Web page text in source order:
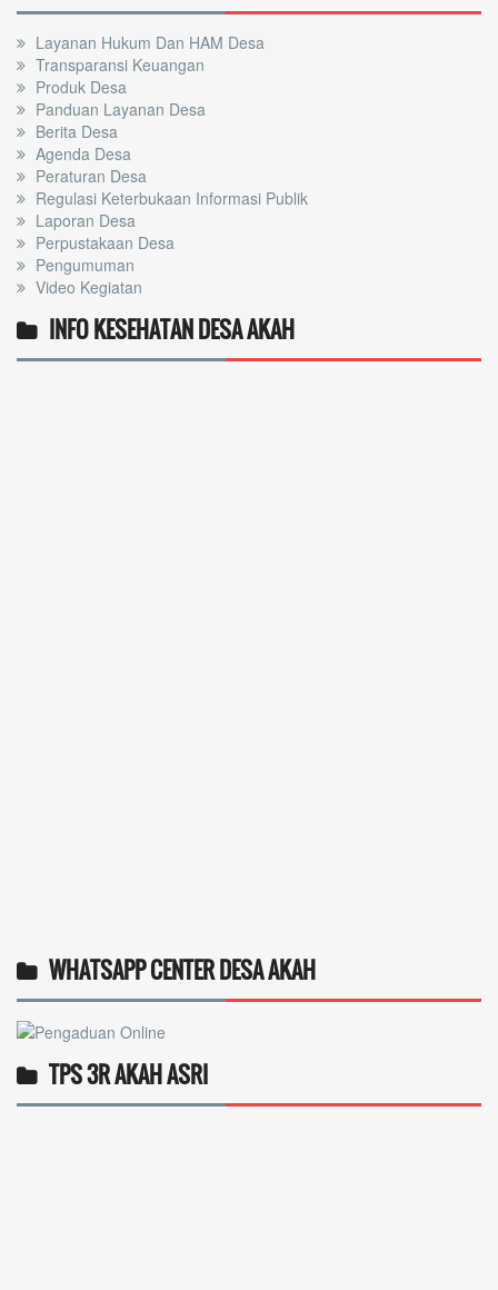
Layanan Hukum Dan HAM Desa
Transparansi Keuangan
Produk Desa
Panduan Layanan Desa
Berita Desa
Agenda Desa
Peraturan Desa
Regulasi Keterbukaan Informasi Publik
Laporan Desa
Perpustakaan Desa
Pengumuman
Video Kegiatan
INFO KESEHATAN DESA AKAH
WHATSAPP CENTER DESA AKAH
TPS 3R AKAH ASRI